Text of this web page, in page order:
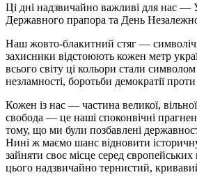
Ці дні надзвичайно важливі для нас —
Державного прапора та День
Наш жовто-блакитний стяг —
захисники відстоюють кожен метр
всього світу ці кольори стали
незламності, боротьби демократії проти
Кожен із нас — частина великої,
свобода — це наші споконвічні
тому, що ми були позбавлені
Нині ж маємо шанс відновити
зайняти своє місце серед
цього надзвичайно тернистий,